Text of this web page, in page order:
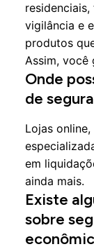
vigilância e
produtos
Assim, você
Onde
de
Lojas
em
ainda mais.
Existe
sobre